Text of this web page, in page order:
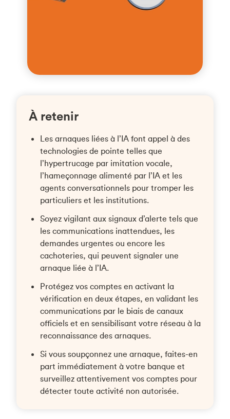
À retenir
Les arnaques liées à l’IA font appel à des
technologies de pointe telles que
l’hypertrucage par imitation vocale,
l’hameçonnage alimenté par l’IA et les
agents conversationnels pour tromper les
particuliers et les institutions.
Soyez vigilant aux signaux d’alerte tels que
les communications inattendues, les
demandes urgentes ou encore les
cachoteries, qui peuvent signaler une
arnaque liée à l’IA.
Protégez vos comptes en activant la
vérification en deux étapes, en validant les
communications par le biais de canaux
officiels et en sensibilisant votre réseau à la
reconnaissance des arnaques.
Si vous soupçonnez une arnaque, faites-en
part immédiatement à votre banque et
surveillez attentivement vos comptes pour
détecter toute activité non autorisée.